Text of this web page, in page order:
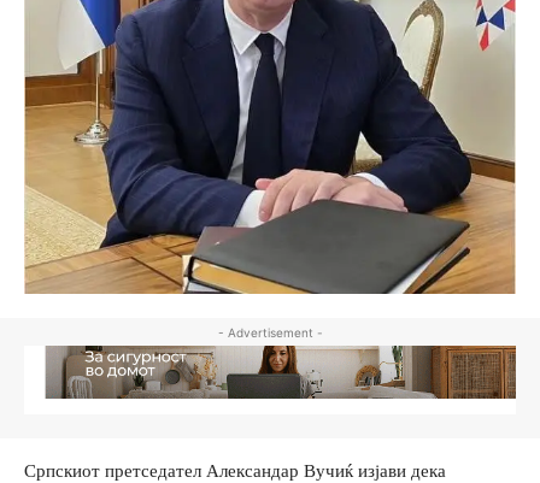
- Advertisement -
Српскиот претседател Александар Вучиќ изјави дека